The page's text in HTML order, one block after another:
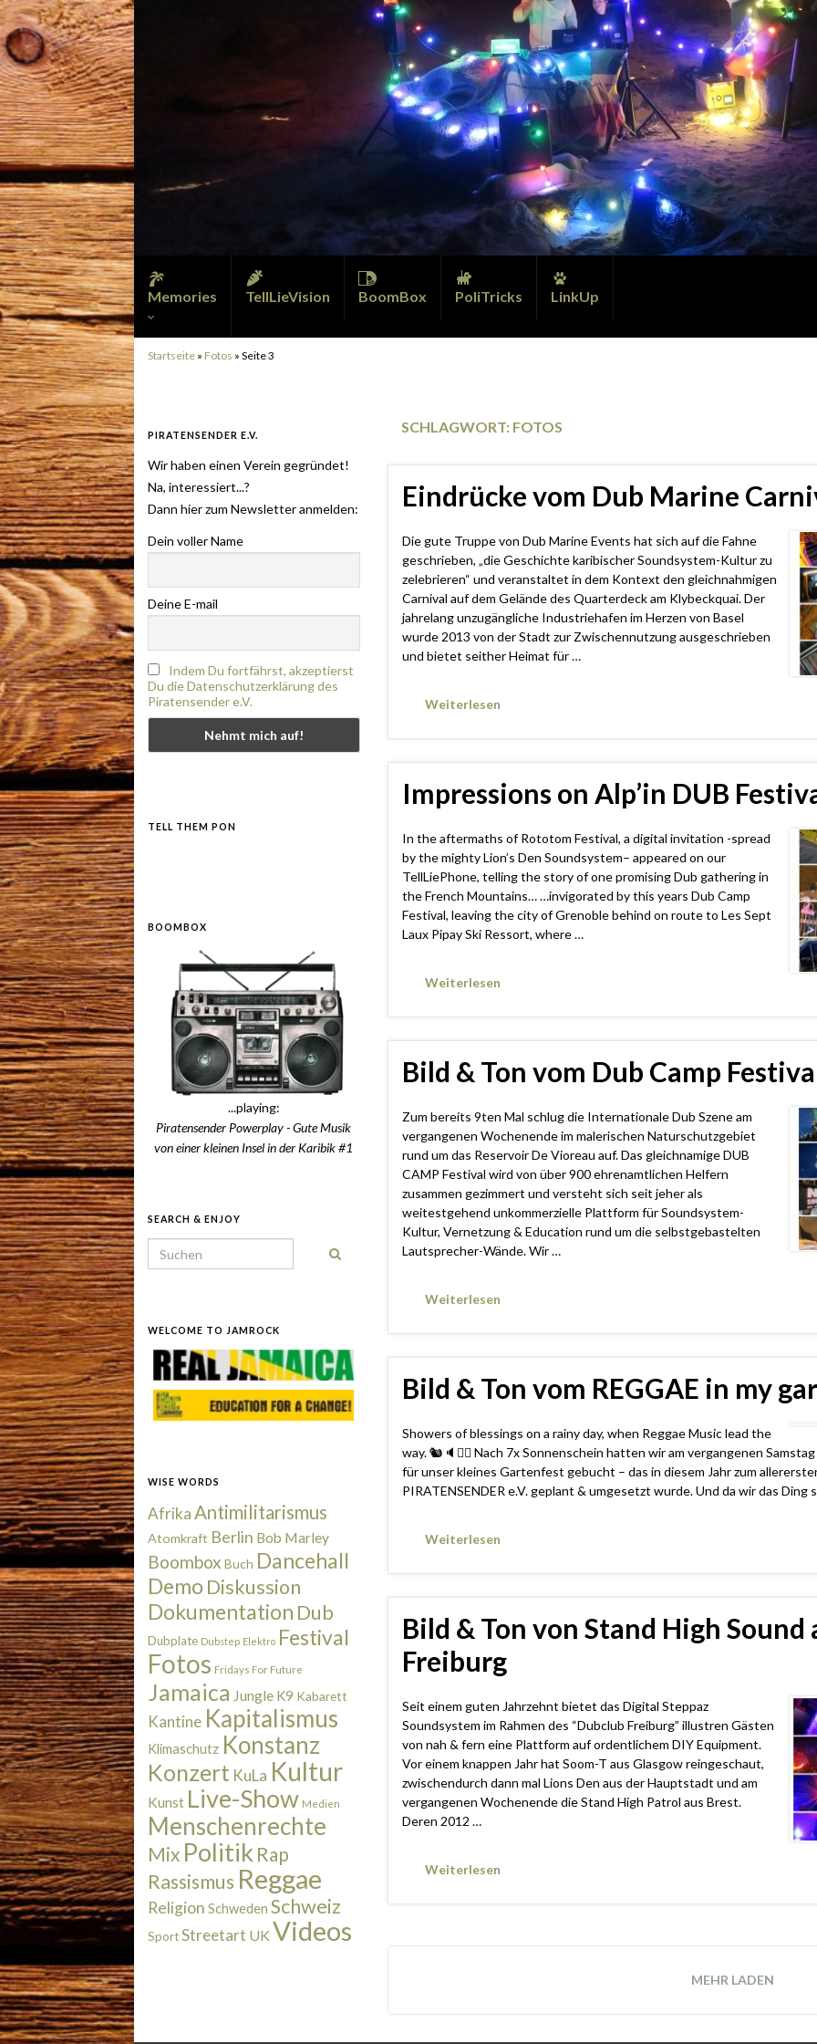
Memories TellLieVision BoomBox PoliTricks LinkUp
Startseite » Fotos » Seite 3
SCHLAGWORT: FOTOS
Eindrücke vom Dub Marine
Die gute Truppe von Dub Marine Events hat sich auf die Fahne
geschrieben, „die Geschichte karibischer Soundsystem-Kultur zu
zelebrieren“ und veranstaltet in dem Kontext den gleichnahmigen
Carnival auf dem Gelände des Quarterdeck am Klybeckquai. Der
jahrelang unzugängliche Industriehafen im Herzen von Basel
wurde 2013 von der Stadt zur Zwischennutzung ausgeschrieben
und bietet seither Heimat für …
Weiterlesen
Impressions on Alp’in DUB
In the aftermaths of Rototom Festival, a digital invitation -spread
by the mighty Lion’s Den Soundsystem– appeared on our
TellLiePhone, telling the story of one promising Dub gathering in
the French Mountains… …invigorated by this years Dub Camp
Festival, leaving the city of Grenoble behind on route to Les Sept
Laux Pipay Ski Ressort, where …
Weiterlesen
Bild & Ton vom Dub Camp
Zum bereits 9ten Mal schlug die Internationale Dub Szene am
vergangenen Wochenende im malerischen Naturschutzgebiet
rund um das Reservoir De Vioreau auf. Das gleichnamige DUB
CAMP Festival wird von über 900 ehrenamtlichen Helfern
zusammen gezimmert und versteht sich seit jeher als
weitestgehend unkommerzielle Plattform für Soundsystem-
Kultur, Vernetzung & Education rund um die selbstgebastelten
Lautsprecher-Wände. Wir …
Weiterlesen
Bild & Ton vom REGGAE in my
Showers of blessings on a rainy day, when Reggae Music lead the
way. 🐿️🔈🏴‍☠️ Nach 7x Sonnenschein hatten wir am vergangenen
für unser kleines Gartenfest gebucht – das in diesem Jahr zum
PIRATENSENDER e.V. geplant & umgesetzt wurde. Und da wir das Ding
Weiterlesen
Bild & Ton von Stand High Sound
Freiburg
Seit einem guten Jahrzehnt bietet das Digital Steppaz
Soundsystem im Rahmen des “Dubclub Freiburg” illustren Gästen
von nah & fern eine Plattform auf ordentlichem DIY Equipment.
Vor einem knappen Jahr hat Soom-T aus Glasgow reingeschaut,
zwischendurch dann mal Lions Den aus der Hauptstadt und am
vergangenen Wochenende die Stand High Patrol aus Brest.
Deren 2012 …
Weiterlesen
MEHR LADEN
PIRATENSENDER E.V.
Wir haben einen Verein gegründet!
Na, interessiert...?
Dann hier zum Newsletter anmelden:
Dein voller Name
Deine E-mail
Indem Du fortfährst, akzeptierst
Du die Datenschutzerklärung des
Piratensender e.V.
TELL THEM PON
BOOMBOX
...playing:
Piratensender Powerplay - Gute Musik
von einer kleinen Insel in der Karibik #1
SEARCH & ENJOY
Search for:
WELCOME TO JAMROCK
WISE WORDS
AfrikaAntimilitarismus
Atomkraft Berlin Bob Marley
Boombox Buch Dancehall
Demo Diskussion
Dokumentation Dub
Dubplate Dubstep Elektro Festival
Fotos Fridays For Future
Jamaica Jungle K9 Kabarett
Kantine Kapitalismus
Klimaschutz Konstanz
Konzert KuLa Kultur
Kunst Live-Show Medien
Menschenrechte
Mix Politik Rap
Rassismus Reggae
Religion Schweden Schweiz
SportStreetart UKVideos